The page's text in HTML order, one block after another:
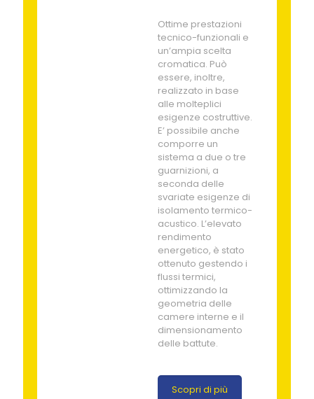
Ottime prestazioni
tecnico-funzionali e
un’ampia scelta
cromatica. Può
essere, inoltre,
realizzato in base
alle molteplici
esigenze costruttive.
E’ possibile anche
comporre un
sistema a due o tre
guarnizioni, a
seconda delle
svariate esigenze di
isolamento termico-
acustico. L’elevato
rendimento
energetico, è stato
ottenuto gestendo i
flussi termici,
ottimizzando la
geometria delle
camere interne e il
dimensionamento
delle battute.
Scopri di più